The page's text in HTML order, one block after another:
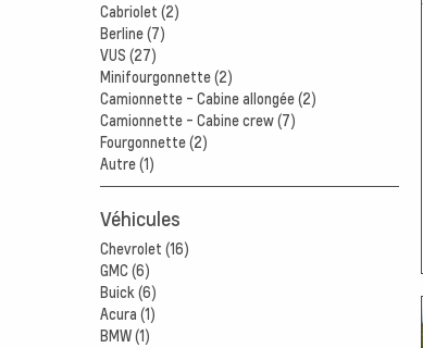
Cabriolet (2)
Berline (7)
VUS (27)
Minifourgonnette (2)
Camionnette - Cabine allongée (2)
Camionnette - Cabine crew (7)
Fourgonnette (2)
Autre (1)
Véhicules
Chevrolet (16)
GMC (6)
Buick (6)
Acura (1)
BMW (1)